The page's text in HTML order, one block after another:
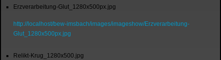
Erzverarbeitung-Glut_1280x500px.jpg
http://localhost/bew-imsbach/images/imageshow/Erzverarbeitung-
Glut_1280x500px.jpg
Relikt-Krug_1280x500.jpg